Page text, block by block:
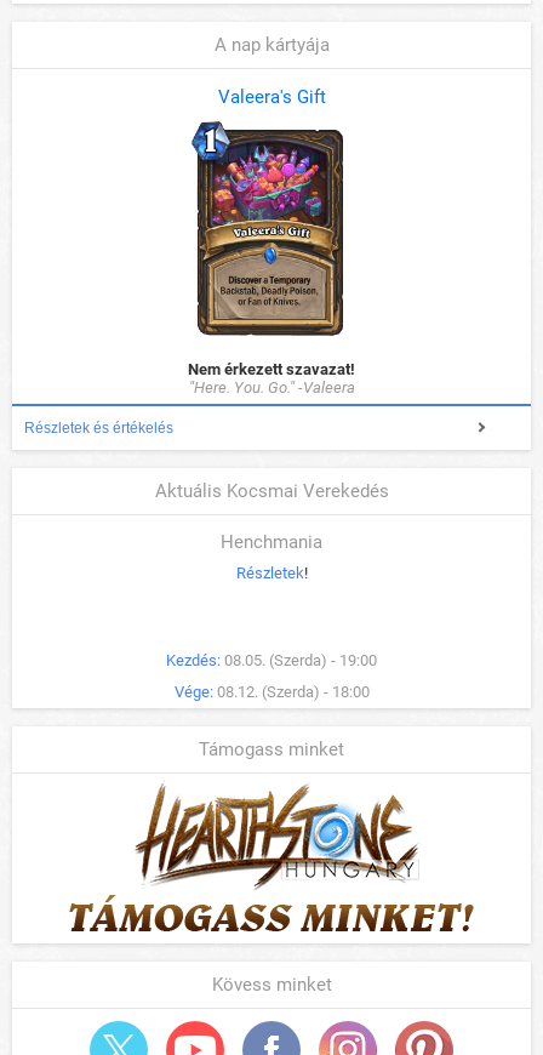
A nap kártyája
Valeera's Gift
Nem érkezett szavazat!
"Here. You. Go." -Valeera
Részletek és értékelés
Aktuális Kocsmai Verekedés
Henchmania
Részletek!
Kezdés: 08.05. (Szerda) - 19:00
Vége: 08.12. (Szerda) - 18:00
Támogass minket
Kövess minket